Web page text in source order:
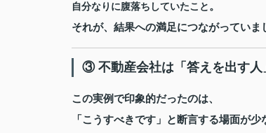
自分なりに腹落ちしていたこと 。
それが、結果への満足につながっていま
③ 不動産会社は「答えを出す人
この実例で印象的だったのは、
「こうすべきです」と断言する場面が少